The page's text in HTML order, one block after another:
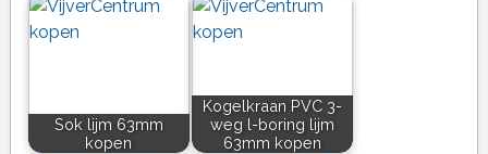
Sok lijm 63mm
kopen
Kogelkraan PVC 3-
weg l-boring lijm
63mm kopen